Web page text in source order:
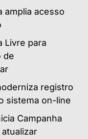
amplia acesso
Livre para
de
registro
sistema on-line
Campanha